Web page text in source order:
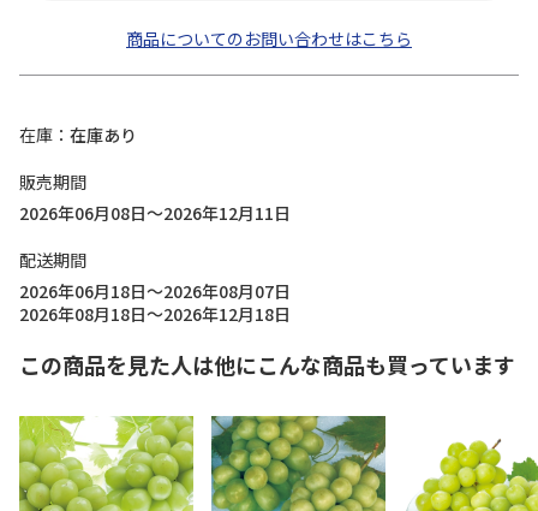
商品についてのお問い合わせはこちら
在庫
在庫あり
販売期間
2026年06月08日～2026年12月11日
配送期間
2026年06月18日～2026年08月07日
2026年08月18日～2026年12月18日
この商品を見た人は他にこんな商品も買っています